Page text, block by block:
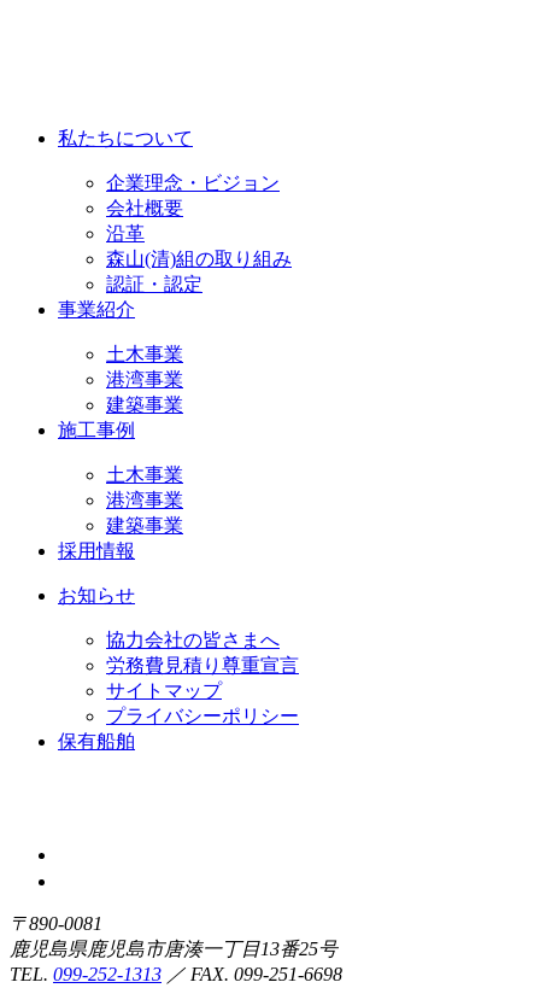
私たちについて
企業理念・ビジョン
会社概要
沿革
森山(清)組の取り組み
認証・認定
事業紹介
土木事業
港湾事業
建築事業
施工事例
土木事業
港湾事業
建築事業
採用情報
お知らせ
協力会社の皆さまへ
労務費見積り尊重宣言
サイトマップ
プライバシーポリシー
保有船舶
〒890-0081
鹿児島県鹿児島市唐湊一丁目13番25号
TEL. 099-252-1313 ／ FAX. 099-251-6698